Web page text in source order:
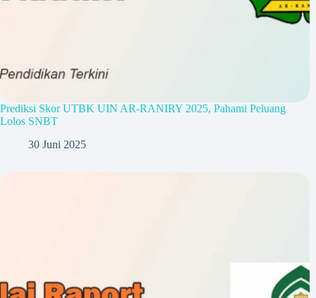
Prediksi Skor UTBK UIN AR-RANIRY 2025, Pahami Peluang
Lolos SNBT
30 Juni 2025